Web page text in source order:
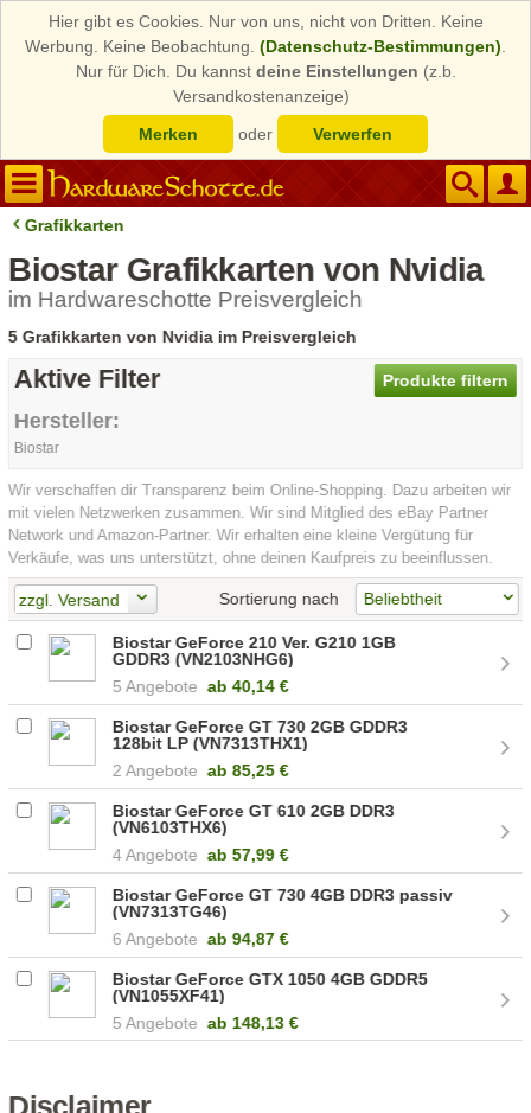
Hier gibt es Cookies. Nur von uns, nicht von Dritten. Keine
Werbung. Keine Beobachtung. (Datenschutz-Bestimmungen)
Nur für Dich. Du kannst deine Einstellungen (z.b.
Versandkostenanzeige)
Merken
oder Verwerfen
Grafikkarten
Biostar Grafikkarten von Nvidia
im Hardwareschotte Preisvergleich
5 Grafikkarten von Nvidia im Preisvergleich
Produkte filtern
Aktive Filter
Hersteller:
Biostar
Wir verschaffen dir Transparenz beim Online-Shopping. Dazu arbeiten wir
mit vielen Netzwerken zusammen. Wir sind Mitglied des eBay Partner
Network und Amazon-Partner. Wir erhalten eine kleine Vergütung für
Verkäufe, was uns unterstützt, ohne deinen Kaufpreis zu beeinflussen.
zzgl. Versand Sortierung nach
Biostar GeForce 210 Ver. G210 1GB
GDDR3 (VN2103NHG6)
5 Angebote ab40,14 €
Biostar GeForce GT 730 2GB GDDR3
128bit LP (VN7313THX1)
2 Angebote ab 85,25 €
Biostar GeForce GT 610 2GB DDR3
(VN6103THX6)
4 Angebote ab 57,99 €
Biostar GeForce GT 730 4GB DDR3 passiv
(VN7313TG46)
6 Angebote ab 94,87 €
Biostar GeForce GTX 1050 4GB GDDR5
(VN1055XF41)
5 Angebote ab 148,13 €
Disclaimer